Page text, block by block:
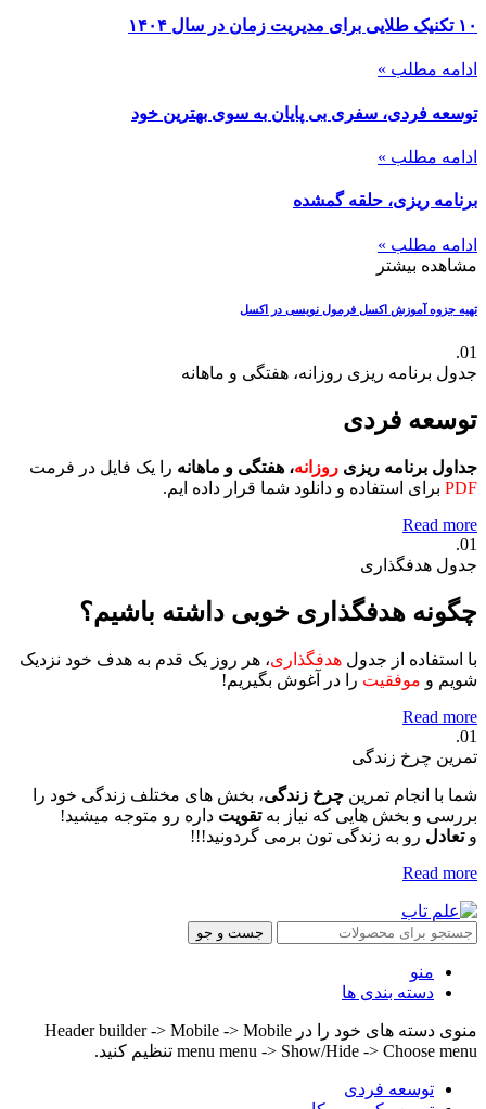
۱۰ تکنیک طلایی برای مدیریت زمان در سال ۱۴۰۴
ادامه مطلب »
توسعه فردی، سفری بی پایان به سوی بهترین خود
ادامه مطلب »
برنامه ریزی، حلقه گمشده
ادامه مطلب »
مشاهده بیشتر
تهیه جزوه آموزش اکسل فرمول نویسی در اکسل
01.
جدول برنامه ریزی روزانه، هفتگی و ماهانه
توسعه فردی
جداول برنامه ریزی روزانه، هفتگی و ماهانه را یک فایل در فرمت
PDF برای استفاده و دانلود شما قرار داده ایم.
Read more
01.
جدول هدفگذاری
چگونه هدفگذاری خوبی داشته باشیم؟
با استفاده از جدول هدفگذاری، هر روز یک قدم به هدف خود نزدیک
شویم و موفقیت را در آغوش بگیریم!
Read more
01.
تمرین چرخ زندگی
شما با انجام تمرین چرخ زندگی، بخش های مختلف زندگی خود را
بررسی و بخش هایی که نیاز بهتقویت داره رو متوجه میشید!
وتعادل رو به زندگی تون برمی گردونید!!!
Read more
جست و جو
منو
دسته بندی ها
منوی دسته های خود را در Header builder -> Mobile -> Mobile
menu menu -> Show/Hide -> Choose menu تنظیم کنید.
توسعه فردی